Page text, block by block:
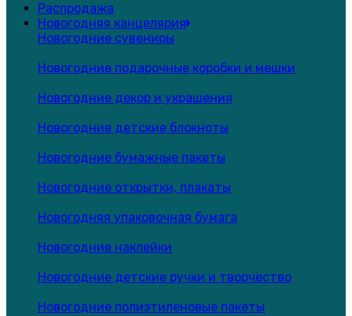
Распродажа
Новогодняя канцелярия
Новогодние сувениры
Новогодние подарочные коробки и мешки
Новогодние декор и украшения
Новогодние детские блокноты
Новогодние бумажные пакеты
Новогодние открытки, плакаты
Новогодняя упаковочная бумага
Новогодние наклейки
Новогодние детские ручки и творчество
Новогодние полиэтиленовые пакеты